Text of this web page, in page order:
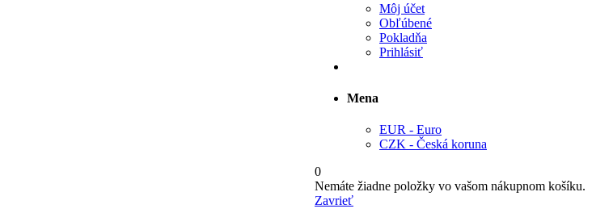
Môj účet
Obľúbené
Pokladňa
Prihlásiť
Mena
EUR - Euro
CZK - Česká koruna
0
Nemáte žiadne položky vo vašom nákupnom košíku.
Zavrieť